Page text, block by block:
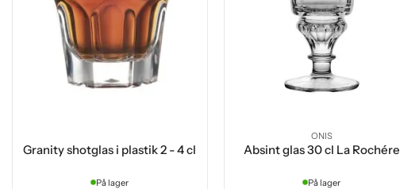
Granity shotglas i plastik 2 - 4 cl
På lager
ONIS
Absint glas 30 cl La Rochére
På lager